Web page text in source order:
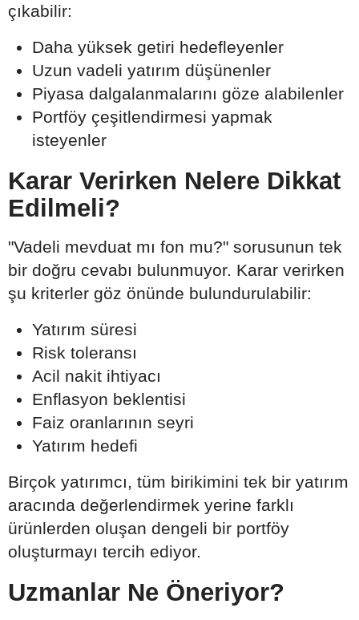
çıkabilir:
Daha yüksek getiri hedefleyenler
Uzun vadeli yatırım düşünenler
Piyasa dalgalanmalarını göze alabilenler
Portföy çeşitlendirmesi yapmak
isteyenler
Karar Verirken Nelere Dikkat
Edilmeli?
"Vadeli mevduat mı fon mu?" sorusunun tek
bir doğru cevabı bulunmuyor. Karar verirken
şu kriterler göz önünde bulundurulabilir:
Yatırım süresi
Risk toleransı
Acil nakit ihtiyacı
Enflasyon beklentisi
Faiz oranlarının seyri
Yatırım hedefi
Birçok yatırımcı, tüm birikimini tek bir yatırım
aracında değerlendirmek yerine farklı
ürünlerden oluşan dengeli bir portföy
oluşturmayı tercih ediyor.
Uzmanlar Ne Öneriyor?